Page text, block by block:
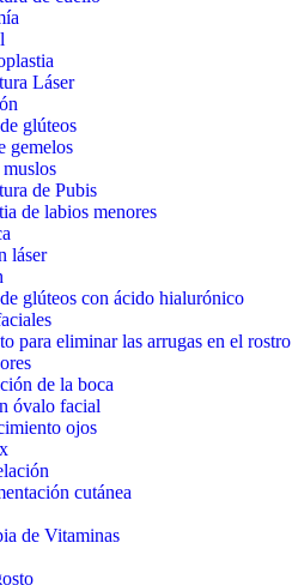
Láser
glúteos
gemelos
de Pubis
de labios menores
láser
glúteos con ácido hialurónico
para eliminar las arrugas en el rostro
de la boca
óvalo facial
ojos
cutánea
de Vitaminas